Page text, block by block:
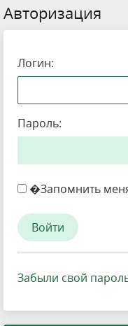
Авторизация
Логин:
Пароль:
�Запомнить
Забыли свой